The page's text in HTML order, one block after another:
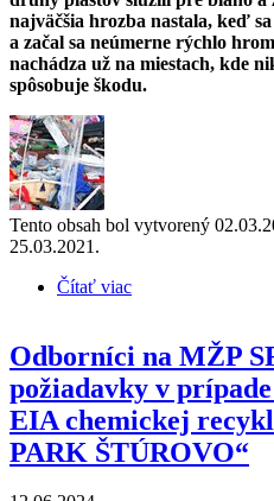
najväčšia hrozba nastala, keď
a začal sa neúmerne rýchlo
nachádza už na miestach, kde
spôsobuje škodu.
Tento obsah bol vytvorený
25.03.2021.
Čítať viac
Odborníci na MŽP
požiadavky v
EIA chemickej
PARK ŠTÚROVO“